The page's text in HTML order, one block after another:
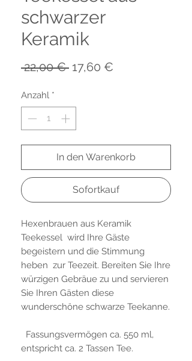
schwarzer
Keramik
22,00 € Standardpreis
17,60 €
Anzahl *
In den Warenkorb
Sofortkauf
Hexenbrauen aus Keramik
Teekessel wird Ihre Gäste
begeistern und die Stimmung
heben zur Teezeit. Bereiten Sie Ihre
würzigen Gebräue zu und servieren
Sie Ihren Gästen diese
wunderschöne schwarze Teekanne.
Fassungsvermögen ca. 550 ml,
entspricht ca. 2 Tassen Tee.